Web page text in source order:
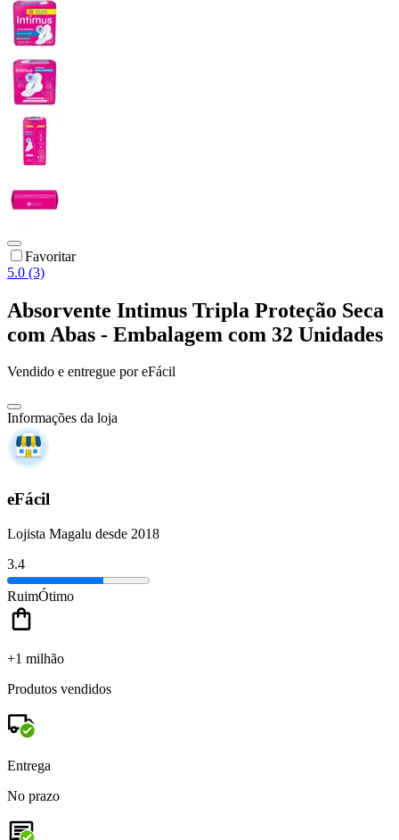
Favoritar
5.0 (3)
Absorvente Intimus Tripla Proteção Seca
com Abas - Embalagem com 32 Unidades
Vendido e entregue por eFácil
Informações da loja
eFácil
Lojista Magalu desde 2018
3.4
RuimÓtimo
+1 milhão
Produtos vendidos
Entrega
No prazo